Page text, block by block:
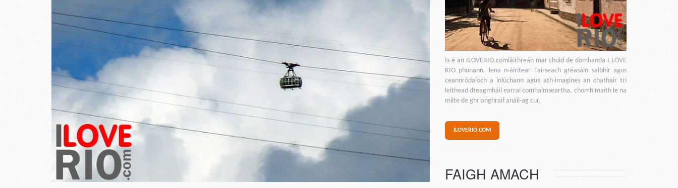
Is é an ILOVERIO.comláithreán mar chuid de domhanda I LOVE
RIO phunann, lena n-áirítear Tairseach gréasáin saibhir agus
ceannródaíoch a iniúchann agus ath-imagines an chathair trí
leithead dteagmháil earraí comhaimseartha, chomh maith le na
mílte de ghrianghraif anáil-ag cur.
ILOVERIO.COM
FAIGH AMACH